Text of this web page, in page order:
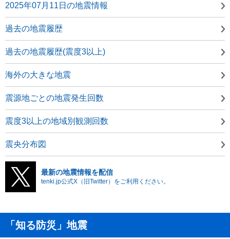
2025年07月11日の地震情報
過去の地震履歴
過去の地震履歴(震度3以上)
海外の大きな地震
震源地ごとの地震発生回数
震度3以上の地域別観測回数
震央分布図
最新の地震情報を配信
tenki.jp公式X（旧Twitter）をご利用ください。
「知る防災」地震